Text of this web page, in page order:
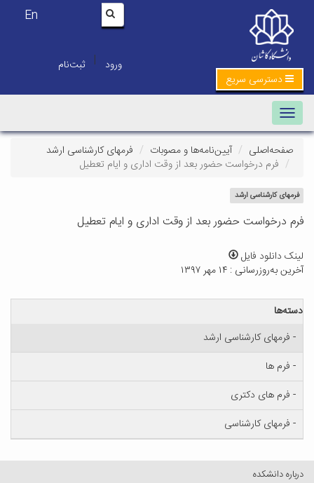
En
ورود | ثبت‌نام
دسترسی سریع
Toggle navigation
صفحه‌اصلی آیین‌نامه‌ها و مصوبات
فرمهای کارشناسی ارشد
فرم درخواست حضور بعد از وقت اداری و ایام تعطیل
فرمهای کارشناسی ارشد
فرم درخواست حضور بعد از وقت اداری و ایام تعطیل
لینک دانلود فایل
آخرین به‌روزرسانی : ۱۴ مهر ۱۳۹۷
دسته‌ها
- فرمهای کارشناسی ارشد
- فرم ها
- فرم های دکتری
- فرمهای کارشناسی
درباره دانشکده